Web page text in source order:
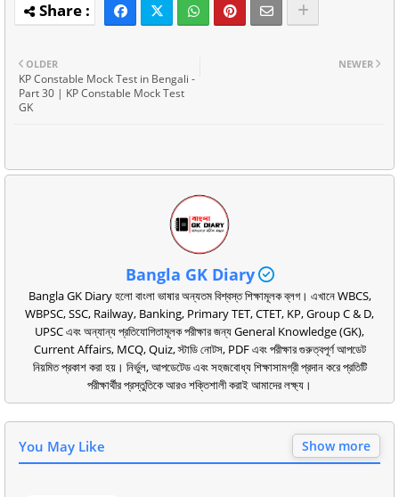
NEWER
OLDER
KP Constable Mock Test in Bengali -
Part 30 | KP Constable Mock Test
GK
Bangla GK Diary
Bangla GK Diary হলো বাংলা ভাষার অন্যতম বিশ্বস্ত শিক্ষামূলক ব্লগ। এখানে WBCS,
WBPSC, SSC, Railway, Banking, Primary TET, CTET, KP, Group C & D,
UPSC এবং অন্যান্য প্রতিযোগিতামূলক পরীক্ষার জন্য General Knowledge (GK),
Current Affairs, MCQ, Quiz, স্টাডি নোটস, PDF এবং পরীক্ষার গুরুত্বপূর্ণ আপডেট
নিয়মিত প্রকাশ করা হয়। নির্ভুল, আপডেটেড এবং সহজবোধ্য শিক্ষাসামগ্রী প্রদান করে প্রতিটি
পরীক্ষার্থীর প্রস্তুতিকে আরও শক্তিশালী করাই আমাদের লক্ষ্য।
You May Like Show more